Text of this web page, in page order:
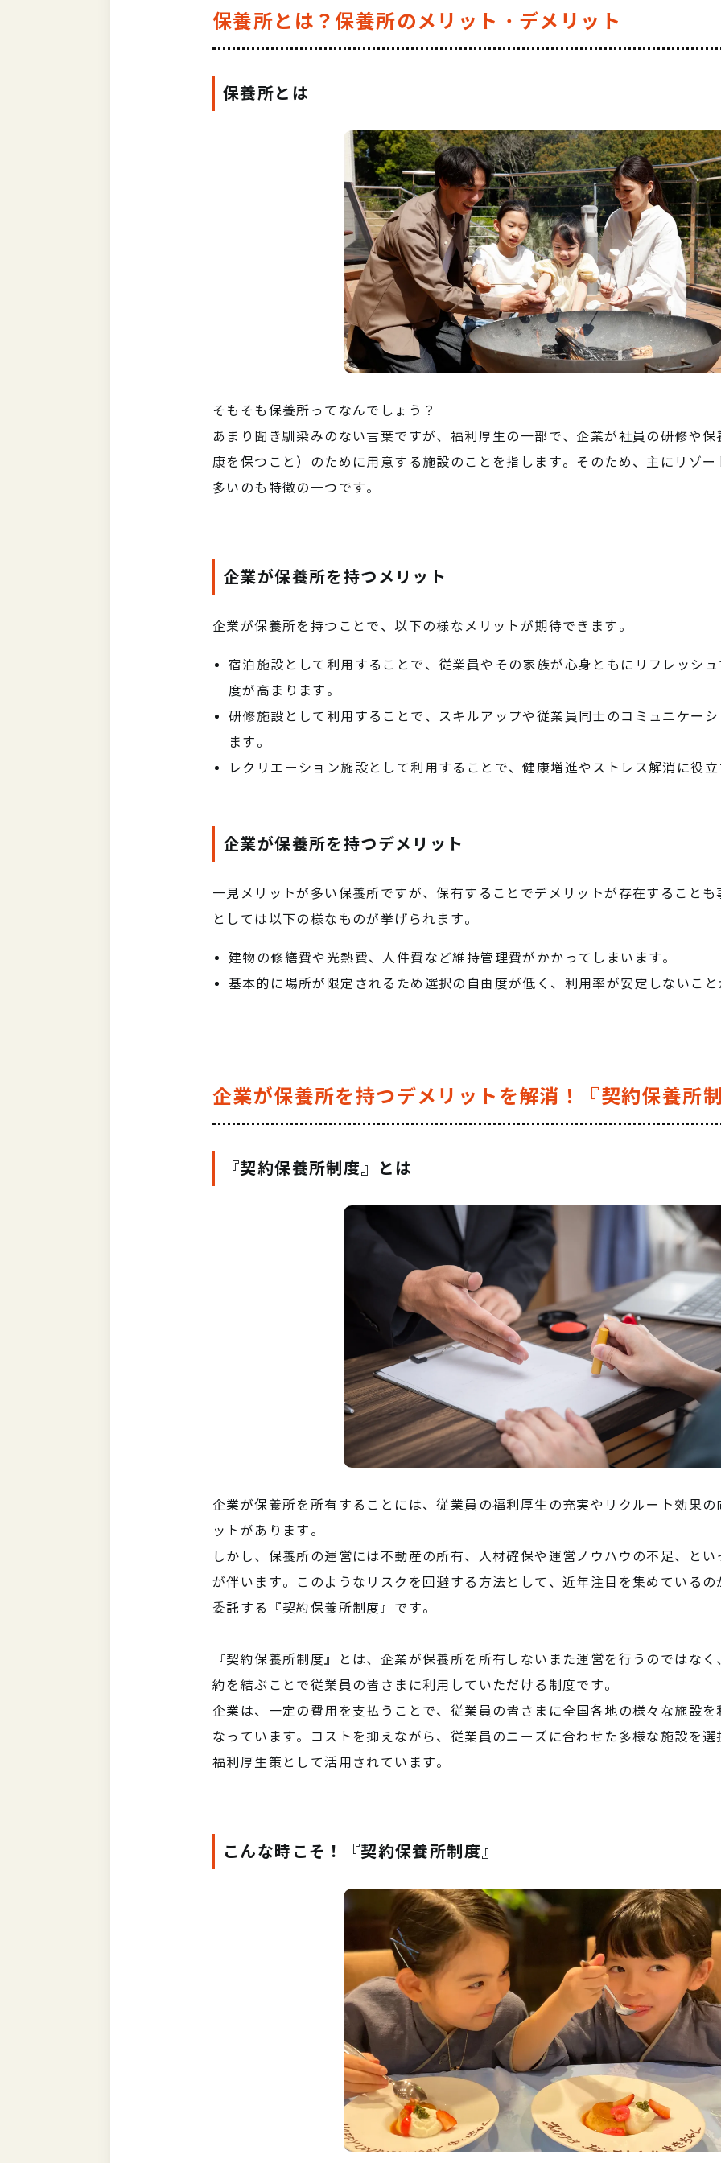
保養所とは？保養所のメリット・デメリット
保養所とは
そもそも保養所ってなんでしょう？
あまり聞き馴染みのない言葉ですが、福利厚生の一部で、企業が社員の研修や
康を保つこと）のために用意する施設のことを指します。そのため、主にリゾ
多いのも特徴の一つです。
企業が保養所を持つメリット
企業が保養所を持つことで、以下の様なメリットが期待できます。
宿泊施設として利用することで、従業員やその家族が心身ともにリフレッシ
度が高まります。
研修施設として利用することで、スキルアップや従業員同士のコミュニケー
ます。
レクリエーション施設として利用することで、健康増進やストレス解消に役
企業が保養所を持つデメリット
一見メリットが多い保養所ですが、保有することでデメリットが存在すること
としては以下の様なものが挙げられます。
建物の修繕費や光熱費、人件費など維持管理費がかかってしまいます。
基本的に場所が限定されるため選択の自由度が低く、利用率が安定しないこ
企業が保養所を持つデメリットを解消！『契約保養所
『契約保養所制度』とは
企業が保養所を所有することには、従業員の福利厚生の充実やリクルート効果
ットがあります。
しかし、保養所の運営には不動産の所有、人材確保や運営ノウハウの不足、と
が伴います。このようなリスクを回避する方法として、近年注目を集めている
委託する『契約保養所制度』です。
『契約保養所制度』とは、企業が保養所を所有しないまた運営を行うのではな
約を結ぶことで従業員の皆さまに利用していただける制度です。
企業は、一定の費用を支払うことで、従業員の皆さまに全国各地の様々な施設
なっています。コストを抑えながら、従業員のニーズに合わせた多様な施設を
福利厚生策として活用されています。
こんな時こそ！『契約保養所制度』